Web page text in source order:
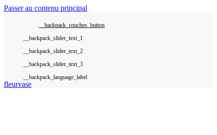
Passer au contenu principal
__backpack_couches_button
__backpack_language_label
fleurvase